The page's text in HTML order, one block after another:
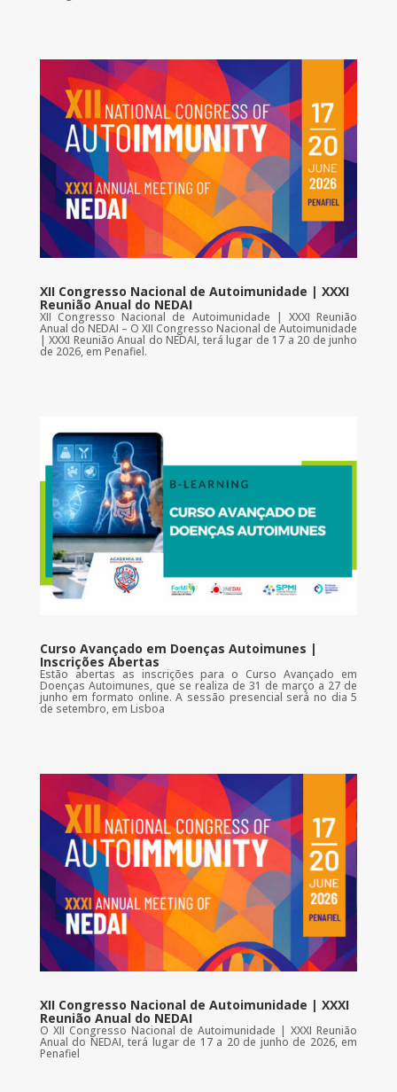
XII Congresso Nacional de Autoimunidade | XXXI
Reunião Anual do NEDAI
XII Congresso Nacional de Autoimunidade | XXXI Reunião
Anual do NEDAI – O XII Congresso Nacional de Autoimunidade
| XXXI Reunião Anual do NEDAI, terá lugar de 17 a 20 de junho
de 2026, em Penafiel.
Curso Avançado em Doenças Autoimunes |
Inscrições Abertas
Estão abertas as inscrições para o Curso Avançado em
Doenças Autoimunes, que se realiza de 31 de março a 27 de
junho em formato online. A sessão presencial será no dia 5
de setembro, em Lisboa
XII Congresso Nacional de Autoimunidade | XXXI
Reunião Anual do NEDAI
O XII Congresso Nacional de Autoimunidade | XXXI Reunião
Anual do NEDAI, terá lugar de 17 a 20 de junho de 2026, em
Penafiel